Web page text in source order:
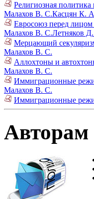
Религиозная
Малахов В. С.Касцян К.
Евросоюз перед
Малахов В. С.Летняков
Мерцающий
Малахов В. С.
Аллохтоны и
Малахов В. С.
Иммиграционные
Малахов В. С.
Иммиграционные
Авторам